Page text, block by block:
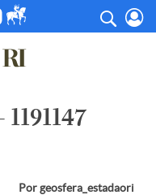
Por geosfera_estadaori